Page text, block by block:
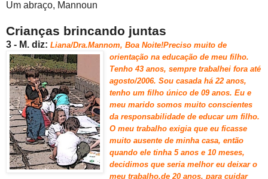
Um abraço, Mannoun
Crianças brincando juntas
3 - M. diz: Liana/Dra.Mannom, Boa Noite!Preciso muito de
orientação na educação de meu filho.
Tenho 43 anos, sempre trabalhei fora até
agosto/2006. Sou casada há 22 anos,
tenho um filho único de 09 anos. Eu e
meu marido somos muito conscientes
da responsabilidade de educar um filho.
O meu trabalho exigia que eu ficasse
muito ausente de minha casa, então
quando ele tinha 5 anos e 10 meses,
decidimos que seria melhor eu deixar o
meu trabalho,de 20 anos, para cuidar